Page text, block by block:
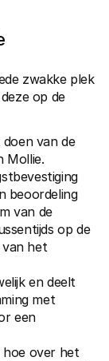
zwakke plek
op de
van de
Mollie.
beoordeling
van de
op de
het
en deelt
met
een
hoe over het